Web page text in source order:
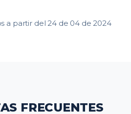
a partir del 24 de 04 de 2024
FRECUENTES